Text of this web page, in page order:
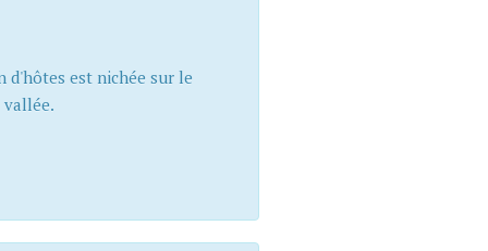
d'hôtes est nichée sur le